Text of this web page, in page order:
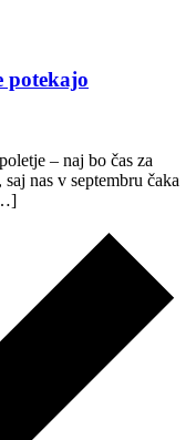
potekajo
– naj bo čas za
nas v septembru čaka